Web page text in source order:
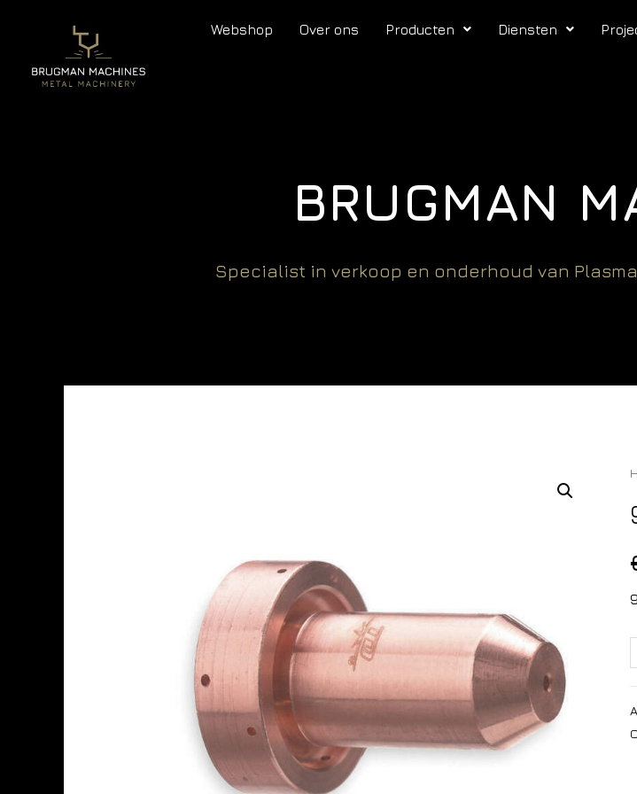
Webshop Over ons Producten Diensten
BRUGMAN
Specialist in verkoop en onderhoud van